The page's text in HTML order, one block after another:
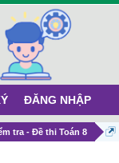
tra - Đề thi Toán 8
ĐĂNG NHẬP